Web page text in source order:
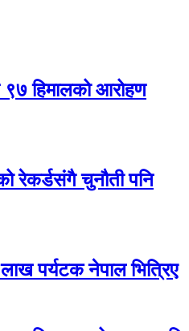
९७ हिमालको आरोहण
रेकर्डसंगै चुनौती पनि
पर्यटक नेपाल भित्रिए